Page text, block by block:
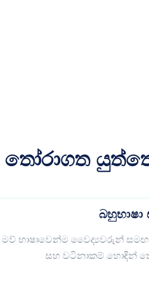
තෝරාගත
බහුභාෂා
මව් භාෂාවෙන්ම වෛද්‍යවරුන්
සහ වටිනාකම් හොඳින්